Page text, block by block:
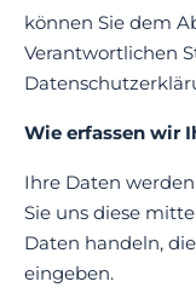
können Sie dem
Verantwortlichen
Wie erfassen wir
Ihre Daten
Sie uns diese
Daten handeln,
eingeben.